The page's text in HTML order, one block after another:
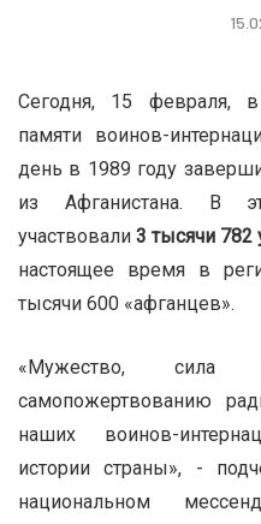
Сегодня, 15 февраля,
памяти воинов-
день в 1989 году
из Афганистана. В
участвовали 3 тысячи 782
настоящее время в
тысячи 600 «афганцев».
«Мужество, сила
самопожертвованию
наших воинов-
истории страны», -
национальном